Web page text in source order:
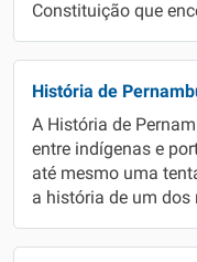
Constituição que
História de
A História de
entre indígenas e
até mesmo uma
a história de um dos